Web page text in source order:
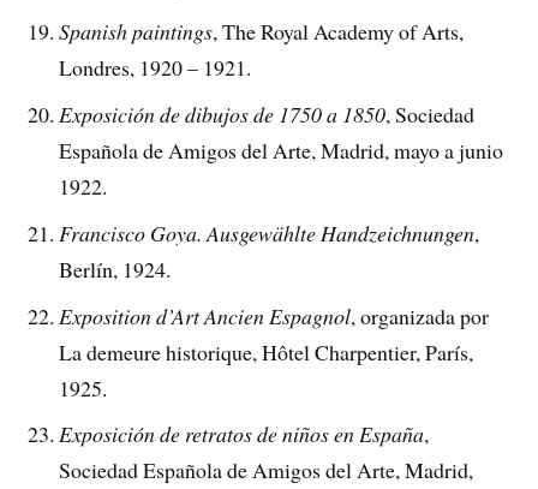
Spanish paintings, The Royal Academy of Arts,
Londres, 1920 – 1921.
Exposición de dibujos de 1750 a 1850, Sociedad
Española de Amigos del Arte, Madrid, mayo a junio
1922.
Francisco Goya. Ausgewählte Handzeichnungen,
Berlín, 1924.
Exposition d’Art Ancien Espagnol, organizada por
La demeure historique, Hôtel Charpentier, París,
1925.
Exposición de retratos de niños en España,
Sociedad Española de Amigos del Arte, Madrid,